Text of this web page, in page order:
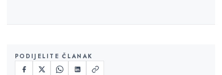
PODIJELITE ČLANAK